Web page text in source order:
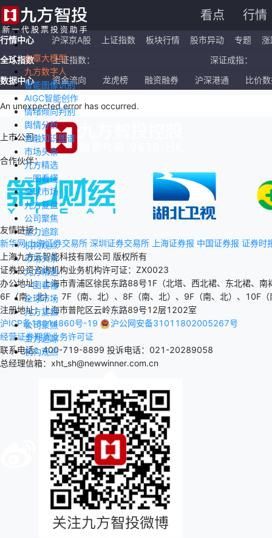
看点 行情
九章大模型
九方数字人
智能图像识别
AIGC智能创作
情绪倾向判别
舆情分析
金融知识图谱
市场头条
九方精选
一图看懂
全球市场
九方复盘
公司聚焦
主力追踪
机构观点
市场头条
九方精选
一图看懂
全球市场
九方复盘
公司聚焦
主力追踪
机构观点
行情中心 沪深京A股 上证指数 板块行情 股市异动 专题
涨
全球指数
上证指数：
深证成指：
恒生指数：
国企指数：
纳斯达克ETF：
数据中心 资金流向 龙虎榜 融资融券 沪深港通 比价
An unexpected error has occurred.
上市公司：
合作伙伴：
友情链接：
新华网 上海证券交易所 深圳证券交易所 上海证券报 中国证券报 证券时
上海九方云智能科技有限公司 版权所有
证券投资咨询机构业务机构许可证：ZX0023
办公地址：上海市青浦区徐民东路88号1F（北塔、西北裙、东北裙、
6F（南、北）、7F（南、北）、8F（南、北）、9F（南、北）、10F
注册地址：上海市普陀区云岭东路89号12层1202室
沪ICP备18014860号-19
沪公网安备31011802005267号
经营证券期货业务许可证
联系电话：400-719-8899 投诉电话：021-20289058
总经理信箱：xht_sh@newwinner.com.cn